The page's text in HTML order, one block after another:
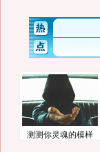
测测你灵魂的模样